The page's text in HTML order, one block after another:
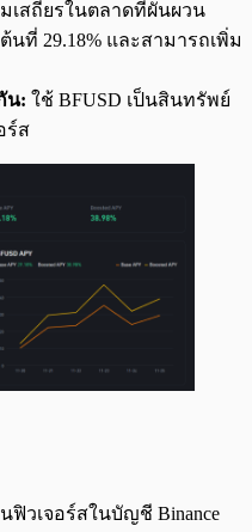
มเสถียรในตลาดที่ผันผวน
นที่ 29.18% และสามารถเพิ่ม
น: ใช้ BFUSD เป็นสินทรัพย์
ร์ส
ฟิวเจอร์สในบัญชี Binance